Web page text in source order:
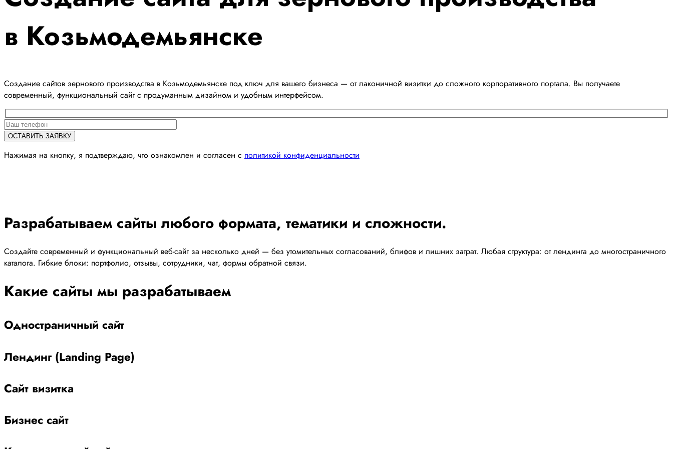
в Козьмодемьянске
Создание сайтов зернового производства в Козьмодемьянске под ключ для вашего бизнеса — от лаконичной визитки до сложного корпоративного портала. Вы получаете
современный, функциональный сайт с продуманным дизайном и удобным интерфейсом.
Нажимая на кнопку, я подтверждаю, что ознакомлен и согласен с политикой конфиденциальности
Разрабатываем сайты любого формата, тематики и сложности.
Создайте современный и функциональный веб-сайт за несколько дней — без утомительных согласований, блифов и лишних затрат. Любая структура: от лендинга до многостраничного
каталога. Гибкие блоки: портфолио, отзывы, сотрудники, чат, формы обратной связи.
Какие сайты мы разрабатываем
Одностраничный сайт
Лендинг (Landing Page)
Сайт визитка
Бизнес сайт